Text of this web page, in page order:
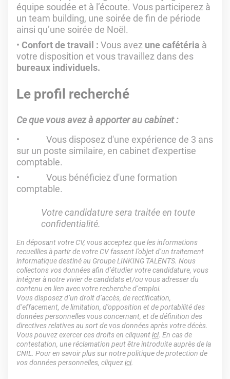
équipe soudée et à l’écoute. Vous participerez à
un team building, une soirée de fin de période
ainsi qu’une soirée de Noël.
Confort de travail : Vous avez une cafétéria à
votre disposition et vous travaillez dans des
bureaux individuels.
Le profil recherché
Ce que vous avez à apporter au cabinet :
Vous disposez d'une expérience de 3 ans
sur un poste similaire, en cabinet d'expertise
comptable.
Vous bénéficiez d'une formation
comptable.
Votre candidature sera traitée en toute
confidentialité.
En déposant votre CV, vous acceptez que les informations
recueillies à partir de votre CV fassent l’objet d’un traitement
informatique destiné au Groupe LINKING TALENTS. Nous
collectons vos données afin d’étudier votre candidature, vous
intégrer à notre vivier de candidats et/ou vous adresser du
contenu en lien avec votre recherche d’emploi.
Vous disposez d’un droit d’accès, de rectification,
d’effacement, de limitation, d’opposition et de portabilité des
données personnelles vous concernant, et de définition des
directives relatives au sort de vos données après votre décès.
Vous pouvez exercer ces droits en cliquantici. En cas de
contestation, une réclamation peut être introduite auprès de la
CNIL. Pour en savoir plus sur notre politique de protection de
vos données personnelles, cliquezici.